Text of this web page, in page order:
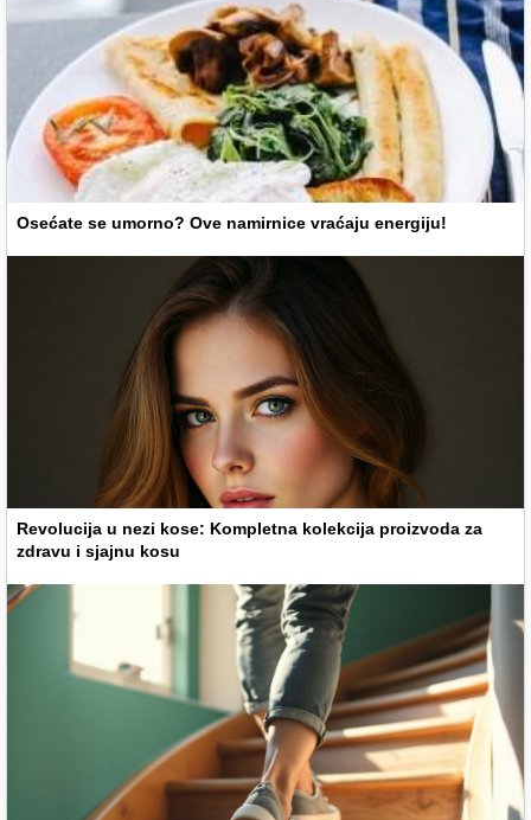
Osećate se umorno? Ove namirnice vraćaju energiju!
Revolucija u nezi kose: Kompletna kolekcija proizvoda za
zdravu i sjajnu kosu